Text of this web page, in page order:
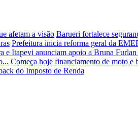
afetam a visão Barueri fortalece
Prefeitura inicia reforma geral da
e Itapevi anunciam apoio a Bruna Furlan
Começa hoje financiamento de moto
do Imposto de Renda